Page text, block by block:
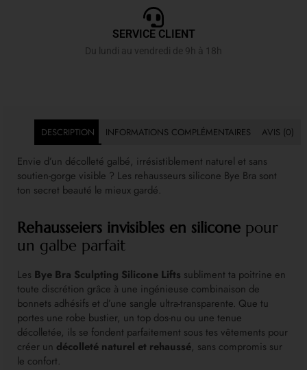
SERVICE CLIENT
Du lundi au vendredi de 9h à 18h
DESCRIPTION INFORMATIONS COMPLÉMENTAIRES AVIS (0)
Envie d’un décolleté galbé, irrésistiblement naturel et sans
soutien-gorge visible ? Les rehausseurs silicone Bye Bra sont
ton secret beauté le mieux gardé.
Rehausseiers invisibles en silicone pour
un galbe parfait
Les Bye Bra Sculpting Silicone Lifts subliment ta poitrine en
toute discrétion grâce à une ingénieuse combinaison de
bonnets adhésifs et d’une sangle ultra-transparente. Que tu
portes une robe bustier, un top dos-nu ou une tenue
décolletée, ils se fondent parfaitement sous tes vêtements pour
créer un décolleté naturel et rehaussé, sans compromis sur
le confort.